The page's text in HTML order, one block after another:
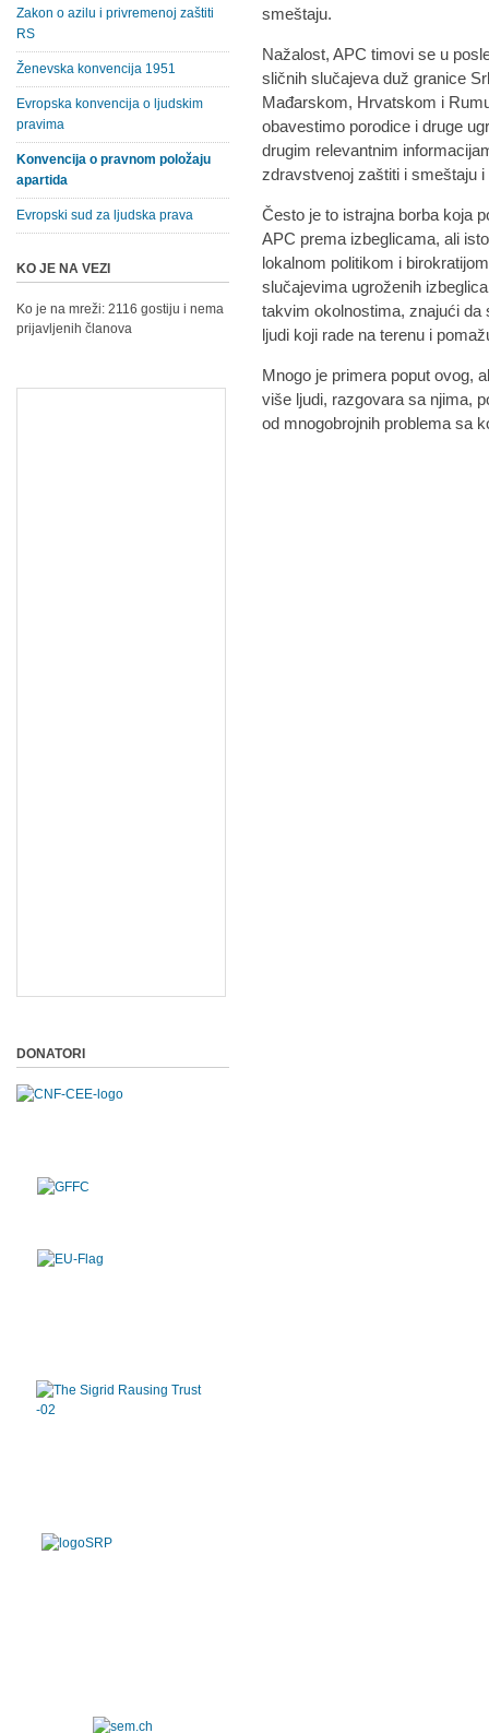
smeštaju.
Nažalost, APC timovi se u
sličnih slučajeva duž granice
Mađarskom, Hrvatskom i
obavestimo porodice i druge
drugim relevantnim
zdravstvenoj zaštiti i smeštaju
Često je to istrajna borba koja
APC prema izbeglicama, ali
lokalnom politikom i
slučajevima ugroženih
takvim okolnostima, znajući da
ljudi koji rade na terenu i
Mnogo je primera poput ovog,
više ljudi, razgovara sa njima,
od mnogobrojnih problema sa
Zakon o azilu i privremenoj zaštiti
RS
Ženevska konvencija 1951
Evropska konvencija o ljudskim
pravima
Konvencija o pravnom položaju
apartida
Evropski sud za ljudska prava
KO JE NA VEZI
Ko je na mreži: 2116 gostiju i nema
prijavljenih članova
DONATORI